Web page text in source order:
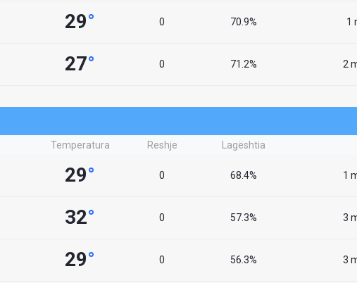
29° 0 70.9% 1
27° 0 71.2% 2
Temperatura Reshje Lagështia
29° 0 68.4% 1
32° 0 57.3% 3
29° 0 56.3% 3